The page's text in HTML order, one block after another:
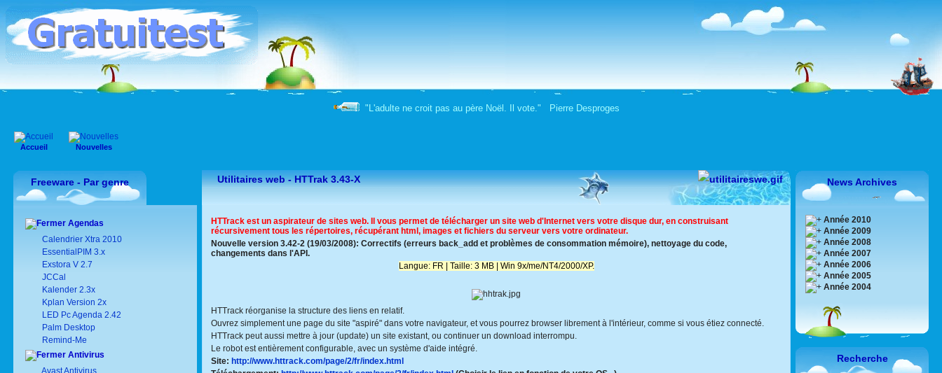
"L'adulte ne croit pas au père Noël. Il vote." Pierre Desproges
Accueil Nouvelles
Freeware - Par genre
Agendas
Calendrier Xtra 2010
EssentialPIM 3.x
Exstora V 2.7
JCCal
Kalender 2.3x
Kplan Version 2x
LED Pc Agenda 2.42
Palm Desktop
Remind-Me
Antivirus
Avast Antivirus
Utilitaires web - HTTrak 3.43-X
HTTrack est un aspirateur de sites web. Il vous permet de télécharger un site web d'Internet vers votre disque dur, en construisant
récursivement tous les répertoires, récupérant html, images et fichiers du serveur vers votre ordinateur.
Nouvelle version 3.42-2 (19/03/2008): Correctifs (erreurs back_add et problèmes de consommation mémoire), nettoyage du code,
changements dans l'API.
Langue: FR | Taille: 3 MB | Win 9x/me/NT4/2000/XP.
HTTrack réorganise la structure des liens en relatif.
Ouvrez simplement une page du site "aspiré" dans votre navigateur, et vous pourrez browser librement à l'intérieur, comme si vous étiez connecté.
HTTrack peut aussi mettre à jour (update) un site existant, ou continuer un download interrompu.
Le robot est entièrement configurable, avec un système d'aide intégré.
Site: http://www.httrack.com/page/2/fr/index.html
News Archives
Année 2010
Année 2009
Année 2008
Année 2007
Année 2006
Année 2005
Année 2004
Recherche